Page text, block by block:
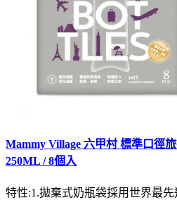
Mammy Village 六甲村 標準口徑
250ML / 8個入
特性:1.拋棄式奶瓶袋採用世界最